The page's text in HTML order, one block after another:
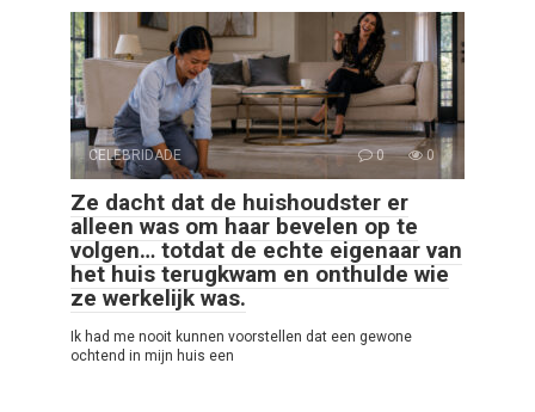
CELEBRIDADE 0 0
Ze dacht dat de huishoudster er
alleen was om haar bevelen op te
volgen… totdat de echte eigenaar van
het huis terugkwam en onthulde wie
ze werkelijk was.
Ik had me nooit kunnen voorstellen dat een gewone
ochtend in mijn huis een